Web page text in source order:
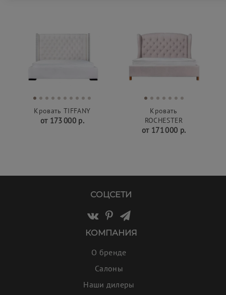
Кровать TIFFANY
от 173 000 р.
Кровать
ROCHESTER
от 171 000 р.
СОЦСЕТИ
КОМПАНИЯ
О бренде
Салоны
Наши дилеры